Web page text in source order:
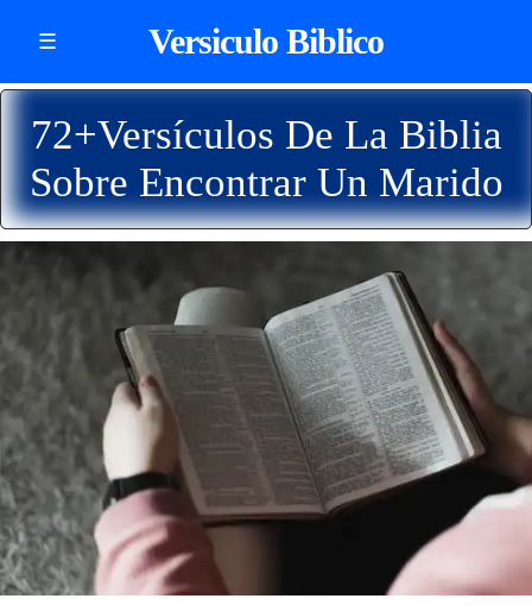
☰ Versiculo Biblico
72+Versículos De La Biblia
Sobre Encontrar Un Marido